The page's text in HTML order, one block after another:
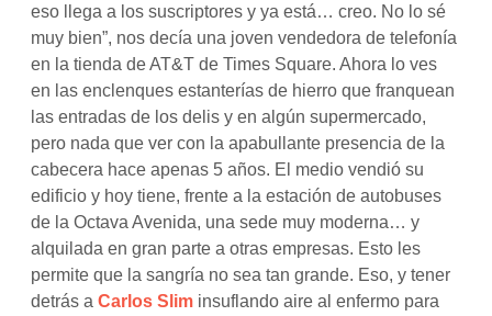
eso llega a los suscriptores y ya está… creo. No lo sé
muy bien”, nos decía una joven vendedora de telefonía
en la tienda de AT&T de Times Square. Ahora lo ves
en las enclenques estanterías de hierro que franquean
las entradas de los delis y en algún supermercado,
pero nada que ver con la apabullante presencia de la
cabecera hace apenas 5 años. El medio vendió su
edificio y hoy tiene, frente a la estación de autobuses
de la Octava Avenida, una sede muy moderna… y
alquilada en gran parte a otras empresas. Esto les
permite que la sangría no sea tan grande. Eso, y tener
detrás aCarlos Slim insuflando aire al enfermo para